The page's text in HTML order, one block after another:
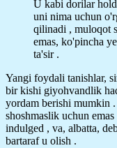
U kabi dorilar
uni nima uchun
qilinadi , muloqot
emas, ko'pincha
ta'sir .
Yangi foydali tanishlar,
bir kishi giyohvandlik
yordam berishi mumkin
shoshmaslik uchun
indulged , va, albatta,
bartaraf u olish .